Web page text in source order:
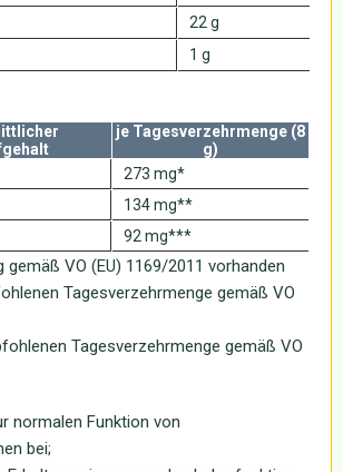
22 g
1 g
je Tagesverzehrmenge (8
g)
273 mg*
134 mg**
92 mg***
gemäß VO (EU) 1169/2011 vorhanden
Tagesverzehrmenge gemäß VO
Tagesverzehrmenge gemäß VO
normalen Funktion von
bei;